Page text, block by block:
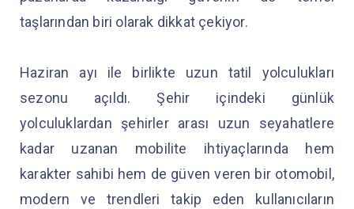
taşlarından biri olarak dikkat çekiyor.
Haziran ayı ile birlikte uzun tatil yolculukları
sezonu açıldı. Şehir içindeki günlük
yolculuklardan şehirler arası uzun seyahatlere
kadar uzanan mobilite ihtiyaçlarında hem
karakter sahibi hem de güven veren bir otomobil,
modern ve trendleri takip eden kullanıcıların